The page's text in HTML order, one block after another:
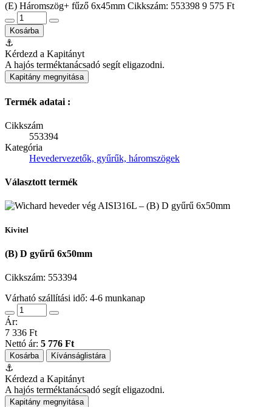
(E) Háromszög+ fűző 6x45mm Cikkszám: 553398 9 575 Ft
Kosárba
⚓
Kérdezd a Kapitányt
A hajós terméktanácsadó segít eligazodni.
Kapitány megnyitása
Termék adatai :
Cikkszám
553394
Kategória
Hevedervezetők, gyűrűk, háromszögek
Választott termék
Kivitel
(B) D gyűrű 6x50mm
Cikkszám: 553394
Várható szállítási idő: 4-6 munkanap
Ár:
7 336 Ft
Nettó ár: 5 776 Ft
Kosárba Kívánságlistára
⚓
Kérdezd a Kapitányt
A hajós terméktanácsadó segít eligazodni.
Kapitány megnyitása